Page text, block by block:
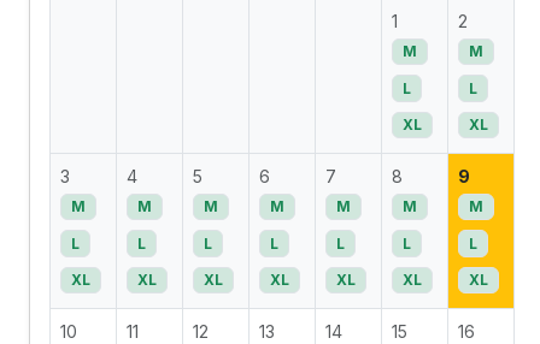
1
M
L
XL
2
M
L
XL
3
M
L
XL
4
M
L
XL
5
M
L
XL
6
M
L
XL
7
M
L
XL
8
M
L
XL
9
M
L
XL
10 11 12 13 14 15 16